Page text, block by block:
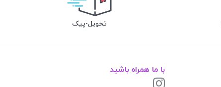
تحویل-پیک
با ما همراه باشید